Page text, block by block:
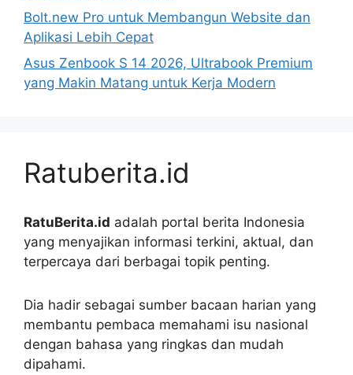
Bolt.new Pro untuk Membangun Website dan
Aplikasi Lebih Cepat
Asus Zenbook S 14 2026, Ultrabook Premium
yang Makin Matang untuk Kerja Modern
Ratuberita.id
RatuBerita.id adalah portal berita Indonesia
yang menyajikan informasi terkini, aktual, dan
terpercaya dari berbagai topik penting.
Dia hadir sebagai sumber bacaan harian yang
membantu pembaca memahami isu nasional
dengan bahasa yang ringkas dan mudah
dipahami.